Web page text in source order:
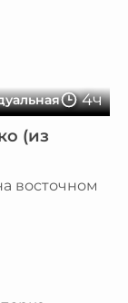
4ч
(из
восточном